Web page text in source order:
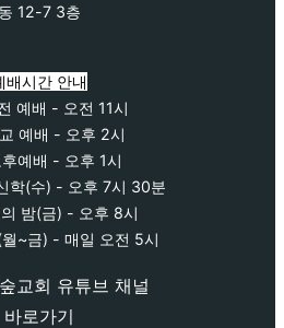
12-7 3층
배시간 안내
예배 - 오전 11시
예배 - 오후 2시
예배 - 오후 1시
학(수) - 오후 7시 30분
밤(금) - 오후 8시
~금) - 매일 오전 5시
교회 유튜브 채널
바로가기